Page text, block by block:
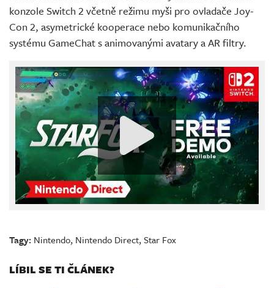
konzole Switch 2 včetně režimu myši pro ovladače Joy-
Con 2, asymetrické kooperace nebo komunikačního
systému GameChat s animovanými avatary a AR filtry.
Tagy: Nintendo, Nintendo Direct,Star Fox
LÍBIL SE TI ČLÁNEK?